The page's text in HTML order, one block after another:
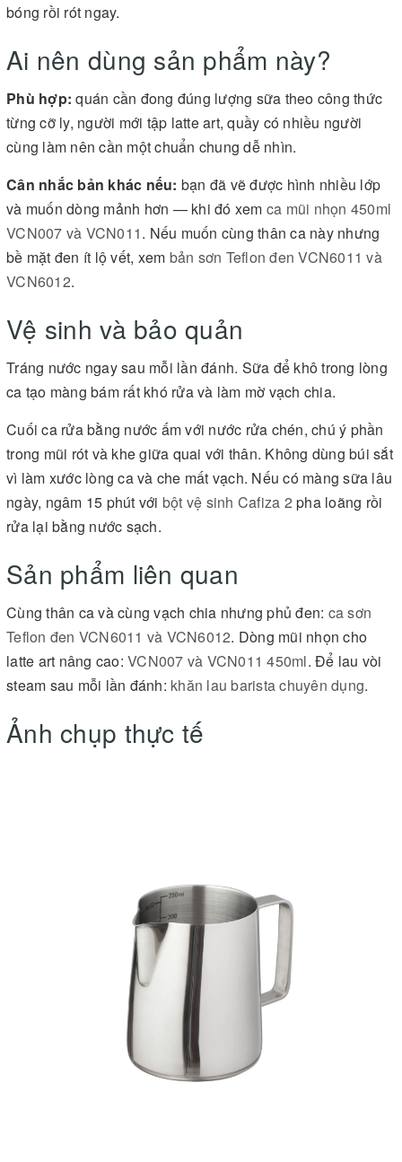
bóng rồi rót ngay.
Ai nên dùng sản phẩm này?
Phù hợp: quán cần đong đúng lượng sữa theo công thức
từng cỡ ly, người mới tập latte art, quầy có nhiều người
cùng làm nên cần một chuẩn chung dễ nhìn.
Cân nhắc bản khác nếu: bạn đã vẽ được hình nhiều lớp
và muốn dòng mảnh hơn — khi đó xem ca mũi nhọn 450ml
VCN007 và VCN011. Nếu muốn cùng thân ca này nhưng
bề mặt đen ít lộ vết, xem bản sơn Teflon đen VCN6011 và
VCN6012.
Vệ sinh và bảo quản
Tráng nước ngay sau mỗi lần đánh. Sữa để khô trong lòng
ca tạo màng bám rất khó rửa và làm mờ vạch chia.
Cuối ca rửa bằng nước ấm với nước rửa chén, chú ý phần
trong mũi rót và khe giữa quai với thân. Không dùng búi sắt
vì làm xước lòng ca và che mất vạch. Nếu có màng sữa lâu
ngày, ngâm 15 phút với bột vệ sinh Cafiza 2 pha loãng rồi
rửa lại bằng nước sạch.
Sản phẩm liên quan
Cùng thân ca và cùng vạch chia nhưng phủ đen: ca sơn
Teflon đen VCN6011 và VCN6012. Dòng mũi nhọn cho
latte art nâng cao: VCN007 và VCN011 450ml. Để lau vòi
steam sau mỗi lần đánh: khăn lau barista chuyên dụng.
Ảnh chụp thực tế